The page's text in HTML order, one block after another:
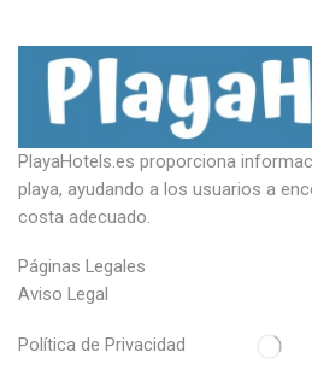
PlayaHotels.es proporciona
playa, ayudando a los usuarios a
costa adecuado.
Páginas Legales
Aviso Legal
Política de Privacidad